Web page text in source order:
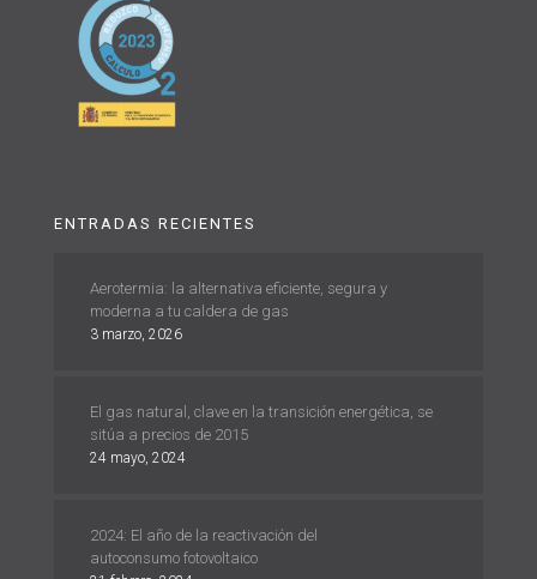
ENTRADAS RECIENTES
Aerotermia: la alternativa eficiente, segura y
moderna a tu caldera de gas
3 marzo, 2026
El gas natural, clave en la transición energética, se
sitúa a precios de 2015
24 mayo, 2024
2024: El año de la reactivación del
autoconsumo fotovoltaico